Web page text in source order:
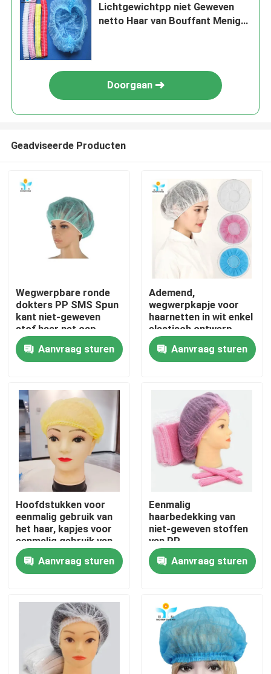
Huis
Producten
Ongeveer ons
Fabrieksreis
Kwaliteitscontrole
Contacteer ons
Verzoek om een Citaat
Beschikbare Beschermende Kostuums
Beschikbaar Beschermend Overtrek
Lichtgewichtpp niet Geweven
netto Haar van Bouffant Menigte
Doorgaan
Geadviseerde Producten
Wegwerpbare ronde
dokters PP SMS Spun
kant niet-geweven
stof haar net cap
Aanvraag sturen
Ademend,
wegwerpkapje voor
haarnetten in wit enkel
elastisch ontwerp
Aanvraag sturen
Hoofdstukken voor
eenmalig gebruik van
het haar, kapjes voor
eenmalig gebruik van
het haar, niet-geweven
stoffen van PP voor
de voedingsindustrie
Aanvraag sturen
Eenmalig
haarbedekking van
niet-geweven stoffen
van PP
Aanvraag sturen